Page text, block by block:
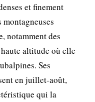
et finement
notamment des
altitude où elle
Ses
en juillet-août,
qui la